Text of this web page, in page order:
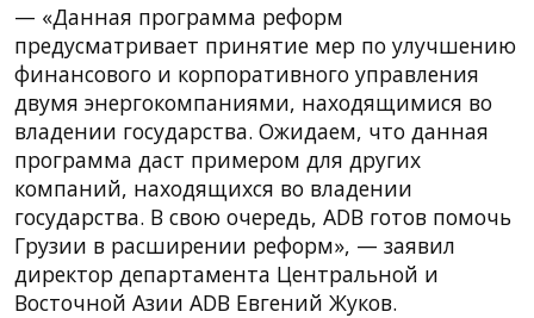
— «Данная программа реформ
предусматривает принятие мер по улучшению
финансового и корпоративного управления
двумя энергокомпаниями, находящимися во
владении государства. Ожидаем, что данная
программа даст примером для других
компаний, находящихся во владении
государства. В свою очередь, ADB готов помочь
Грузии в расширении реформ», — заявил
директор департамента Центральной и
Восточной Азии ADB Евгений Жуков.